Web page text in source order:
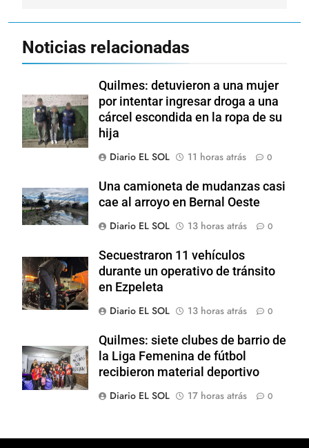
Noticias relacionadas
Quilmes: detuvieron a una mujer
por intentar ingresar droga a una
cárcel escondida en la ropa de su
hija
Diario EL SOL
11 horas atrás 0
Una camioneta de mudanzas casi
cae al arroyo en Bernal Oeste
Diario EL SOL
13 horas atrás 0
Secuestraron 11 vehículos
durante un operativo de tránsito
en Ezpeleta
Diario EL SOL
13 horas atrás 0
Quilmes: siete clubes de barrio de
la Liga Femenina de fútbol
recibieron material deportivo
Diario EL SOL
17 horas atrás 0